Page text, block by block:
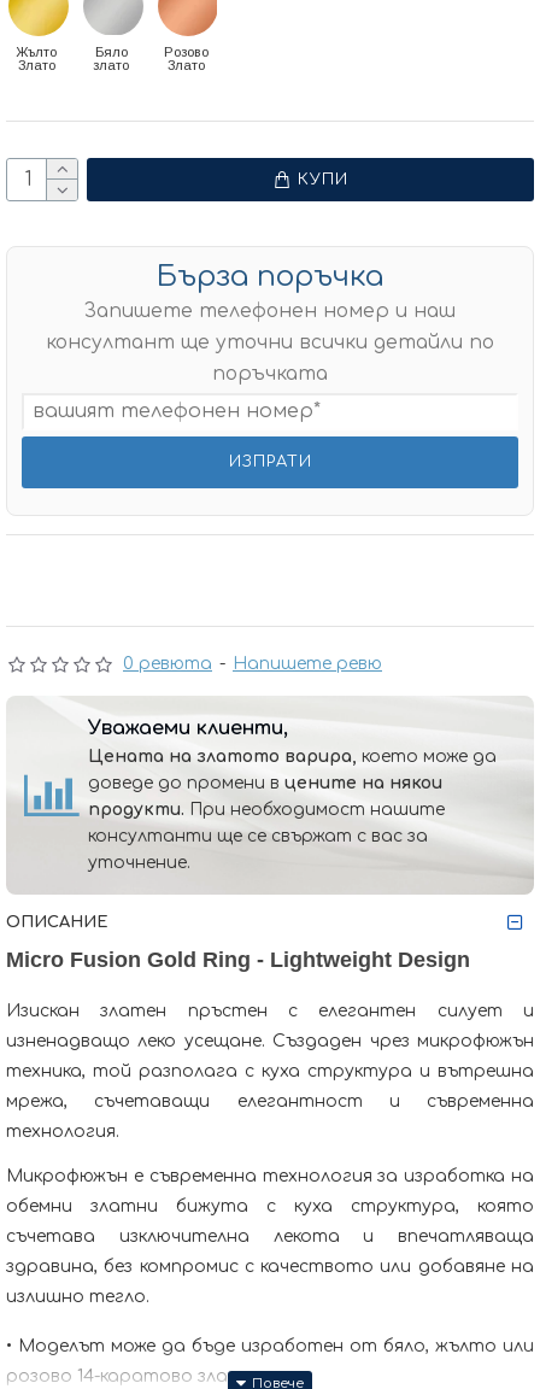
0 ревюта - Напишете ревю
Жълто
Злато
Бяло
злато
Розово
Злато
КУПИ
Бърза поръчка
Запишете телефонен номер и наш
консултант ще уточни всички детайли по
поръчката
Уважаеми клиенти,
Цената на златото варира, което може да
доведе до промени в цените на някои
продукти. При необходимост нашите
консултанти ще се свържат с вас за
уточнение.
ОПИСАНИЕ
Micro Fusion Gold Ring - Lightweight Design
Изискан златен пръстен с елегантен силует и
изненадващо леко усещане. Създаден чрез микрофюжън
техника, той разполага с куха структура и вътрешна
мрежа, съчетаващи елегантност и съвременна
технология.
Микрофюжън е съвременна технология за изработка на
обемни златни бижута с куха структура, която
съчетава изключителна лекота и впечатляваща
здравина, без компромис с качеството или добавяне на
излишно тегло.
• Моделът може да бъде изработен от бяло, жълто или
розово 14-каратово злато